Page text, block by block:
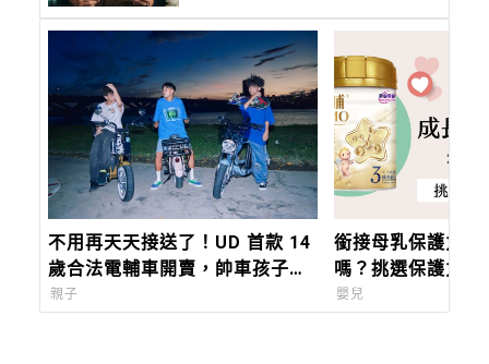
城堡
不用再天天接送了！UD 首款 14
歲合法電輔車開賣，帥車孩子搶
著騎，上路前 5 大安全法規先看
親子
銜接母乳保護力，
嗎？挑選保護力
點一次看！
嬰兒